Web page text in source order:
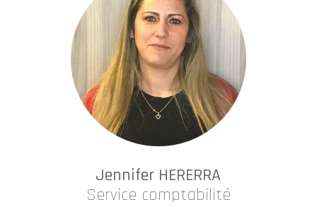
Jennifer HERERRA
Service comptabilité